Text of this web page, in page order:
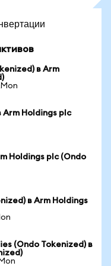
в Arm
Arm Holdings plc
Holdings plc (Ondo
в Arm Holdings
(Ondo Tokenized) в